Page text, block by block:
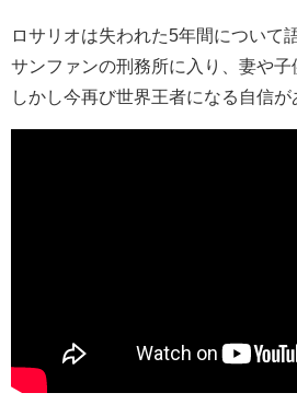
ロサリオは失われた5年間について
サンファンの刑務所に入り、妻や子
しかし今再び世界王者になる自信が